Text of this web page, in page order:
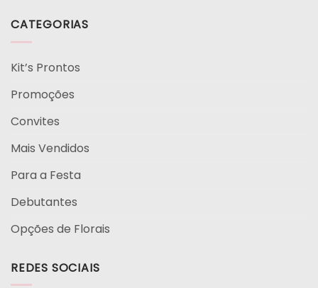
CATEGORIAS
Kit’s Prontos
Promoções
Convites
Mais Vendidos
Para a Festa
Debutantes
Opções de Florais
REDES SOCIAIS